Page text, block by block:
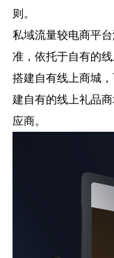
则。
私域流量较电商平
准，依托于自有的线
搭建自有线上商城
建自有的线上礼品
应商。